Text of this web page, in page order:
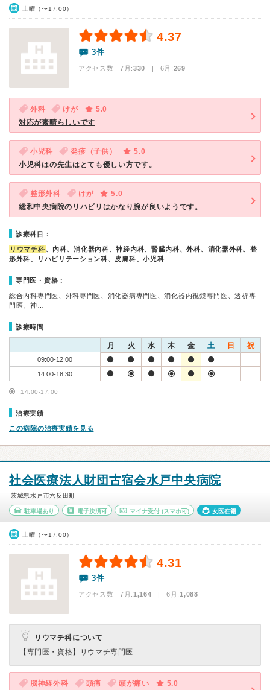
土曜（〜17:00）
4.37
3件
アクセス数 7月:330 | 6月:269
外科 けが
5.0
対応が素晴らしいです
小児科 発疹（子供）
5.0
小児科はの先生はとても優しい方です。
整形外科 けが
5.0
総和中央病院のリハビリはかなり腕が良いようです。
診療科目：
リウマチ科 、内科、消化器内科、神経内科、腎臓内科、外科、消化器外科、整
形外科、リハビリテーション科、皮膚科、小児科
専門医・資格：
総合内科専門医、外科専門医、消化器病専門医、消化器内視鏡専門医、透析専
門医、神…
診療時間
月 火 水 木 金 土 日 祝
09:00-12:00
14:00-18:30
14:00-17:00
治療実績
この病院の治療実績を見る
社会医療法人財団古宿会水戸中央病院
茨城県水戸市六反田町
駐車場あり 電子決済可 マイナ受付 (スマホ可) 女医在籍
土曜（〜17:00）
4.31
3件
アクセス数 7月:1,164 | 6月:1,088
リウマチ科について
【専門医・資格】
リウマチ専門医
脳神経外科 頭痛 頭が痛い
5.0